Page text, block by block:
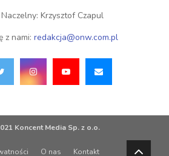
Krzysztof Czapul
z nami: redakcja@onw.com.pl
Koncent Media Sp. z o.o.
O nas Kontakt